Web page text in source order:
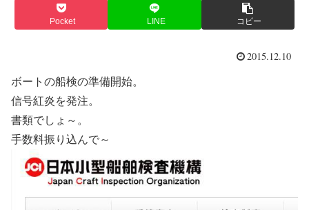
Pocket LINE コピー
2015.12.10
ボートの船検の準備開始。
信号紅炎を発注。
書類でしょ～。
手数料振り込んで～